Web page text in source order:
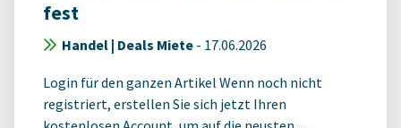
fest
Handel | Deals Miete - 17.06.2026
Login für den ganzen Artikel Wenn noch nicht
registriert, erstellen Sie sich jetzt Ihren